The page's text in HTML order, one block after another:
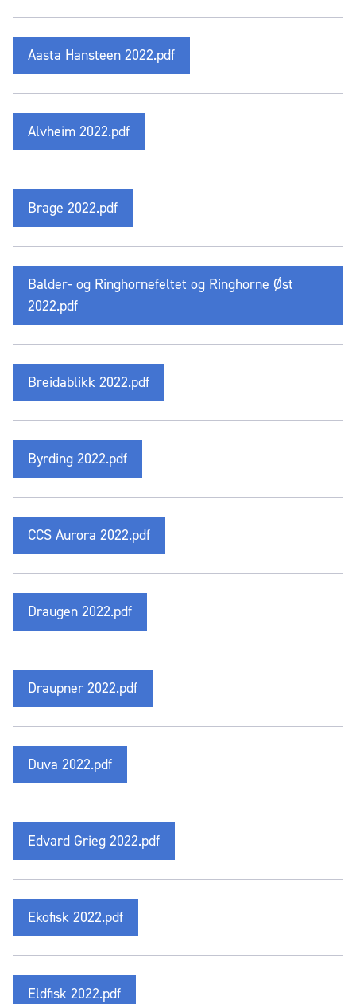
Aasta Hansteen 2022.pdf
Alvheim 2022.pdf
Brage 2022.pdf
Balder- og Ringhornefeltet og Ringhorne Øst
2022.pdf
Breidablikk 2022.pdf
Byrding 2022.pdf
CCS Aurora 2022.pdf
Draugen 2022.pdf
Draupner 2022.pdf
Duva 2022.pdf
Edvard Grieg 2022.pdf
Ekofisk 2022.pdf
Eldfisk 2022.pdf